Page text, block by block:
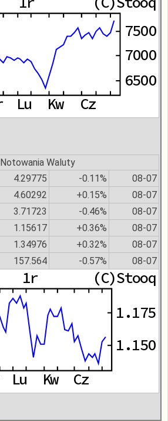
Notowania Waluty
4.29775 -0.11% 08-07
4.60292 +0.15% 08-07
3.71723 -0.46% 08-07
1.15617 +0.36% 08-07
1.34976 +0.32% 08-07
157.564 -0.57% 08-07